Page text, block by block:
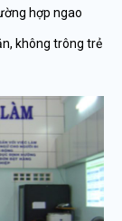
hợp ngao
không trông trẻ